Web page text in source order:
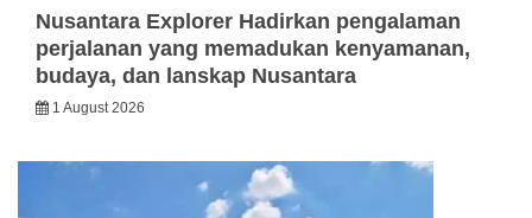
Nusantara Explorer Hadirkan pengalaman
perjalanan yang memadukan kenyamanan,
budaya, dan lanskap Nusantara
1 August 2026